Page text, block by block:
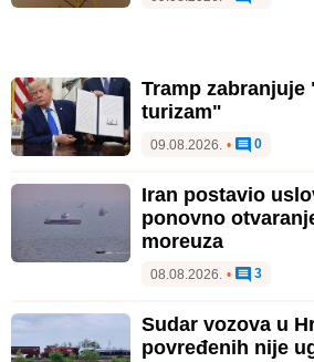
Tramp
turizam"
09.08.2026. • 0
Iran postavio
ponovno
moreuza
08.08.2026. • 3
Sudar vozova u
povređenih nije